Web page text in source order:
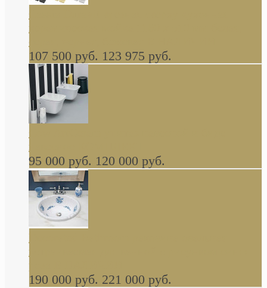
керамическая мойка 1160 x 510 мм белая,
серая, черная, бежевая В НАЛИЧИИ
107 500 руб. 123 975 руб.
навесное КОМПЛЕКТ
95 000 руб. 120 000 руб.
Decorated Bathroom раковина овальная
встраиваемая для ванной с рисунком синяя
роза В НАЛИЧИИ
190 000 руб. 221 000 руб.